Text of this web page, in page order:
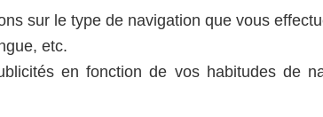
sur le type de navigation que vous
etc.
en fonction de vos habitudes de